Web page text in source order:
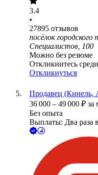
3.4
•
27895 отзывов
посёлок городского
Специалистов, 100
Можно без резюме
Откликнитесь
Откликнуться
Продавец (Кинель,
36 000 – 49 000 ₽ за
Без опыта
Выплаты: Два раза